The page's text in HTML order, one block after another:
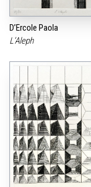
D’Ercole Paola
L‘Aleph